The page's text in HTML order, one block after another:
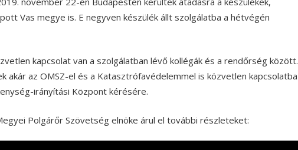
Vas megye is. E negyven készülék állt szolgálatba a hétvégén
kapcsolat van a szolgálatban lévő kollégák és a rendőrség között.
akár az OMSZ-el és a Katasztrófavédelemmel is közvetlen kapcsolatba
irányítási Központ kérésére.
Polgárőr Szövetség elnöke árul el további részleteket: